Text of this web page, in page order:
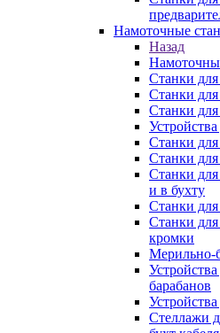
Намоточные
Назад
Станки
Станки
Станки
Станки
Станки для
Станки для
и в бухту
Станки
Станки
кромки
Мерильно-
барабанов
Стеллажи